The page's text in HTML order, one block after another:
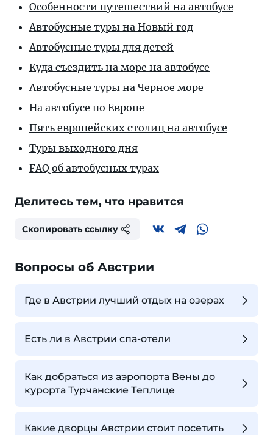
Особенности путешествий на автобусе
Автобусные туры на Новый год
Автобусные туры для детей
Куда съездить на море на автобусе
Автобусные туры на Черное море
На автобусе по Европе
Пять европейских столиц на автобусе
Туры выходного дня
FAQ об автобусных турах
Делитесь тем, что нравится
Скопировать ссылку
Вопросы об Австрии
Где в Австрии лучший отдых на озерах
Есть ли в Австрии спа-отели
Как добраться из аэропорта Вены до
курорта Турчанские Теплице
Какие дворцы Австрии стоит посетить